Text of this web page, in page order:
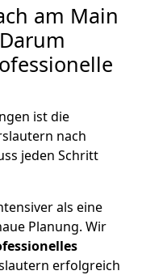
am Main
ist die
nach
jeden Schritt
als eine
Planung. Wir
erfolgreich